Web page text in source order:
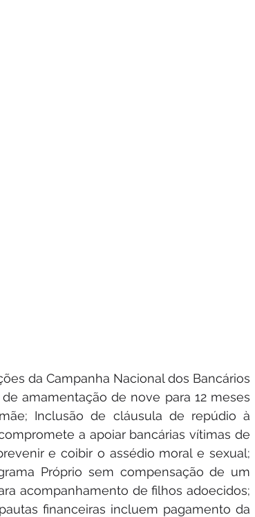
da Campanha Nacional dos Bancários
amamentação de nove para 12 meses
Inclusão de cláusula de repúdio à
a apoiar bancárias vítimas de
e coibir o assédio moral e sexual;
Próprio sem compensação de um
acompanhamento de filhos adoecidos;
financeiras incluem pagamento da